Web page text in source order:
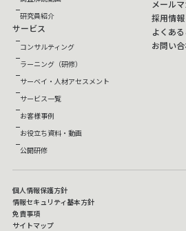
研究員紹介
サービス
コンサルティング
ラーニング（研修）
サーベイ・人材アセスメント
サービス一覧
お客様事例
お役立ち資料・動画
公開研修
メール
採用情報
よくあ
お問い
個人情報保護方針
情報セキュリティ基本方針
免責事項
サイトマップ